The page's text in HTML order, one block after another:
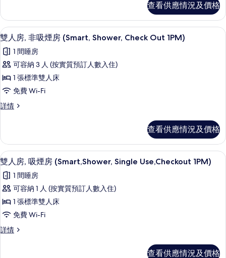
1PM)
的
相
片
吸
煙
房
(Smart,Shower,
Single
Use,Checkout
1PM)
相
吸
煙
房
(Smart,Shower,
Single
Use,Checkout
詳
情
查看供應情況及價格
載
入
所
有
雙
房,
吸
煙
房
(Smart,
Shower,
Check
Out
的
5
雙人房, 非吸煙房 (Smart, Shower, Check Out 1PM)
1 間睡房
可容納 3 人 (按實質預訂人數入住)
1 張標準雙人床
免費 Wi-Fi
詳情
雙
吸
煙
房
(Smart,
Shower,
Check
1PM)
詳
查看供應情況及價格
載
入
所
有
雙
房,
5
雙人房, 吸煙房 (Smart,Shower, Single Use,Checkout 1PM)
1 間睡房
可容納 1 人 (按實質預訂人數入住)
1 張標準雙人床
免費 Wi-Fi
詳情
雙
查看供應情況及價格